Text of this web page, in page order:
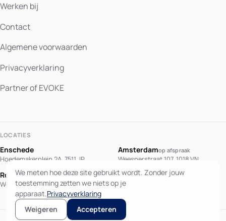
Werken bij
Contact
Algemene voorwaarden
Privacyverklaring
Partner of EVOKE
LOCATIES
Enschede
Hoedemakerplein 2A, 7511 JP
Amsterdamop afspraak
Weesperstraat 107, 1018 VN
Rotterdam
Westblaak 90, 3012 KM
Berlijnop afspraak
Potsdamer Platz 10, 10785 Berlin
This page is also
available in English.
View in English
We meten hoe deze site gebruikt wordt. Zonder jouw
toestemming zetten we niets op je
apparaat.Privacyverklaring
Weigeren
Accepteren